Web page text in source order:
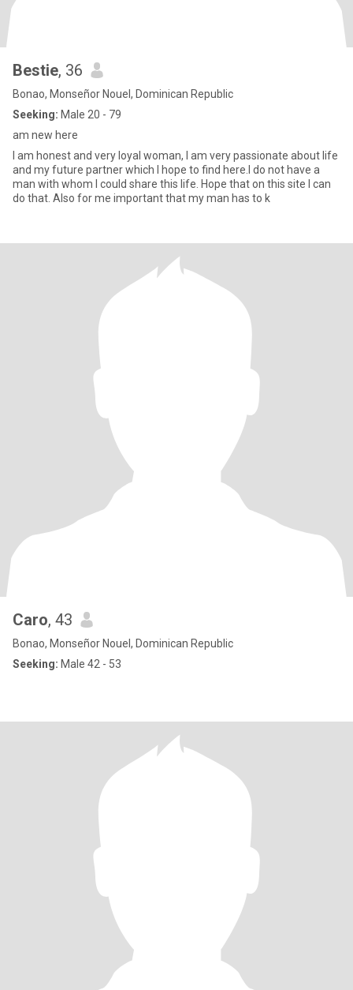
Bestie, 36
Bonao, Monseñor Nouel, Dominican Republic
Seeking: Male 20 - 79
am new here
I am honest and very loyal woman, I am very passionate about life
and my future partner which I hope to find here.I do not have a
man with whom I could share this life. Hope that on this site I can
do that. Also for me important that my man has to k
Caro, 43
Bonao, Monseñor Nouel, Dominican Republic
Seeking: Male 42 - 53